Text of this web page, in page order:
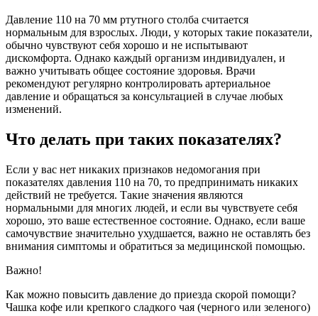
Давление 110 на 70 мм ртутного столба считается
нормальным для взрослых. Люди, у которых такие показатели,
обычно чувствуют себя хорошо и не испытывают
дискомфорта. Однако каждый организм индивидуален, и
важно учитывать общее состояние здоровья. Врачи
рекомендуют регулярно контролировать артериальное
давление и обращаться за консультацией в случае любых
изменений.
Что делать при таких показателях?
Если у вас нет никаких признаков недомогания при
показателях давления 110 на 70, то предпринимать никаких
действий не требуется. Такие значения являются
нормальными для многих людей, и если вы чувствуете себя
хорошо, это ваше естественное состояние. Однако, если ваше
самочувствие значительно ухудшается, важно не оставлять без
внимания симптомы и обратиться за медицинской помощью.
Важно!
Как можно повысить давление до приезда скорой помощи?
Чашка кофе или крепкого сладкого чая (черного или зеленого)